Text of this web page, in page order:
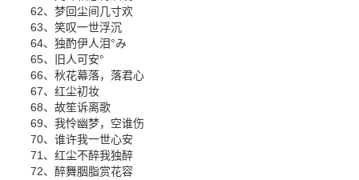
62、梦回尘间几寸欢
63、笑叹一世浮沉
64、独酌伊人泪°み
65、旧人可安°
66、秋花幕落，落君心
67、红尘初妆
68、故笙诉离歌
69、我怜幽梦，空谁伤
70、谁许我一世心安
71、红尘不醉我独醉
72、醉舞胭脂赏花容